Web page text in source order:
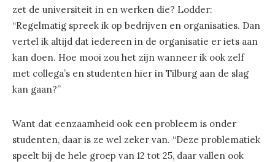
zet de universiteit in en werken die? Lodder:
“Regelmatig spreek ik op bedrijven en organisaties. Dan
vertel ik altijd dat iedereen in de organisatie er iets aan
kan doen. Hoe mooi zou het zijn wanneer ik ook zelf
met collega’s en studenten hier in Tilburg aan de slag
kan gaan?”
Want dat eenzaamheid ook een probleem is onder
studenten, daar is ze wel zeker van. “Deze problematiek
speelt bij de hele groep van 12 tot 25, daar vallen ook